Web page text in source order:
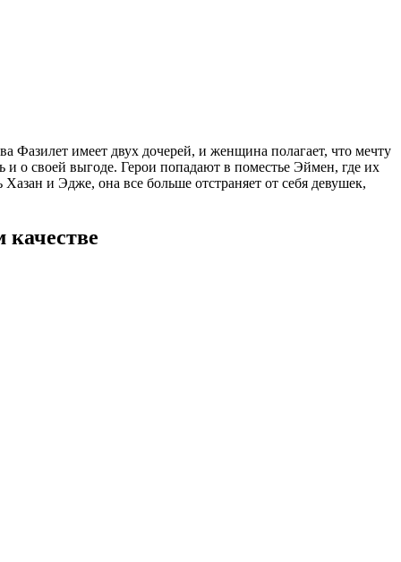
Фазилет имеет двух дочерей, и женщина полагает, что мечту
и о своей выгоде. Герои попадают в поместье Эймен, где их
и Эдже, она все больше отстраняет от себя девушек,
качестве